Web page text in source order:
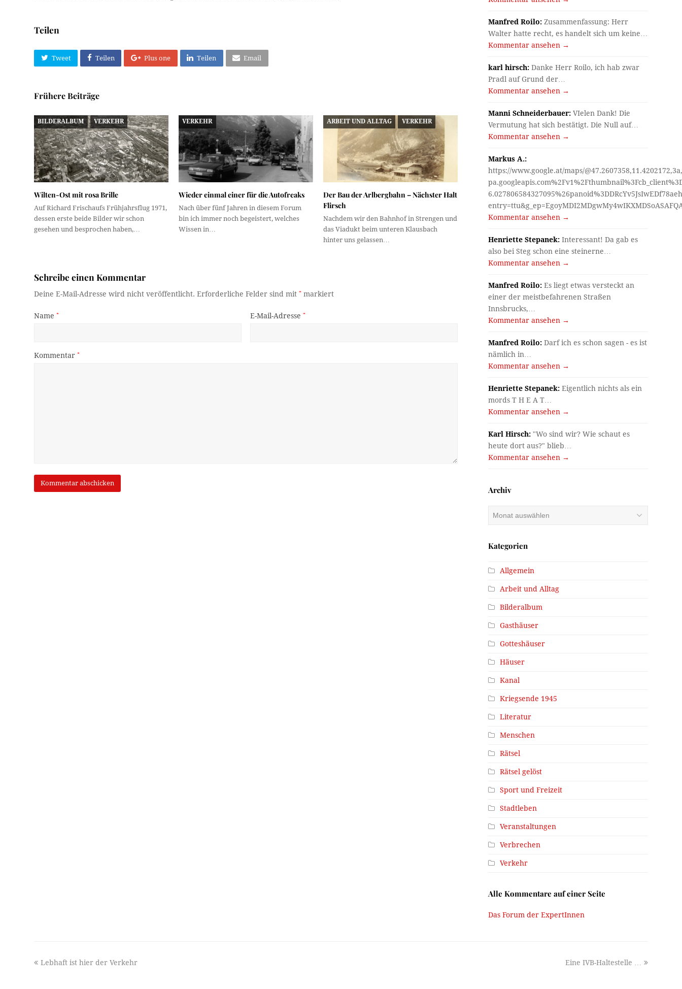
Teilen
Tweet Teilen Plus one Teilen Email
Frühere Beiträge
BILDERALBUM VERKEHR
Wilten-Ost mit rosa Brille
Auf Richard Frischaufs Frühjahrsflug 1971,
dessen erste beide Bilder wir schon
gesehen und besprochen haben,…
VERKEHR
Wieder einmal einer für die Autofreaks
Nach über fünf Jahren in diesem Forum
bin ich immer noch begeistert, welches
Wissen in…
ARBEIT UND ALLTAG VERKEHR
Der Bau der Arlbergbahn – Nächster Halt
Flirsch
Nachdem wir den Bahnhof in Strengen und
das Viadukt beim unteren Klausbach
hinter uns gelassen…
Schreibe einen Kommentar
Deine E-Mail-Adresse wird nicht veröffentlicht. Erforderliche Felder sind mit* markiert
Name* E-Mail-Adresse *
Kommentar*
Manfred Roilo: Zusammenfassung: Herr
Walter hatte recht, es handelt sich um keine…
Kommentar ansehen →
karl hirsch: Danke Herr Roilo, ich hab zwar
Pradl auf Grund der…
Kommentar ansehen →
Manni Schneiderbauer: VIelen Dank! Die
Vermutung hat sich bestätigt. Die Null auf…
Kommentar ansehen →
Markus A.:
https://www.google.at/maps/
Kommentar ansehen →
Henriette Stepanek: Interessant! Da gab es
also bei Steg schon eine steinerne…
Kommentar ansehen →
Manfred Roilo: Es liegt etwas versteckt an
einer der meistbefahrenen Straßen
Innsbrucks,…
Kommentar ansehen →
Manfred Roilo: Darf ich es schon sagen - es ist
nämlich in…
Kommentar ansehen →
Henriette Stepanek: Eigentlich nichts als ein
mords T H E A T…
Kommentar ansehen →
Karl Hirsch: "Wo sind wir? Wie schaut es
heute dort aus?" blieb…
Kommentar ansehen →
Archiv
Kategorien
Allgemein
Arbeit und Alltag
Bilderalbum
Gasthäuser
Gotteshäuser
Häuser
Kanal
Kriegsende 1945
Literatur
Menschen
Rätsel
Rätsel gelöst
Sport und Freizeit
Stadtleben
Veranstaltungen
Verbrechen
Verkehr
Alle Kommentare auf einer Seite
Das Forum der ExpertInnen
previous
Lebhaft ist hier der Verkehr
next
Eine IVB-Haltestelle …